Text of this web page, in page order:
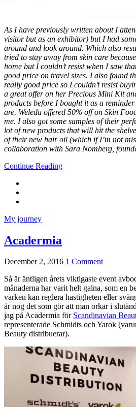
As I have previously written about I
visitor but as an exhibitor) but I had
around and look around. Which also
tried to stay away from skin care
home but I couldn’t resist when I saw
good price on travel sizes. I also found
really good price so I couldn’t resist
a great offer on her Precious Mini Kit
products before I bought it as a
are. Weleda offered 50% off on Skin
me. I also got some samples of their
lot of new products that will hit the
of their new hair oil (which if I’m not
collaboration with Sara Nomberg,
Continue Reading
My journey
Acadermia
December 2, 2016 1 Comment
Så är äntligen årets viktigaste event
månaderna har varit helt galna, som en
varken kan reglera hastigheten eller
är nog det som gör att man orkar i
jag på Acadermia för Scandinavian
representerade Schmidts och Yarok
Beauty distribuerar).